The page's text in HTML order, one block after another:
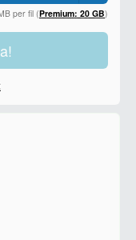
per fil (Premium: 20 GB)